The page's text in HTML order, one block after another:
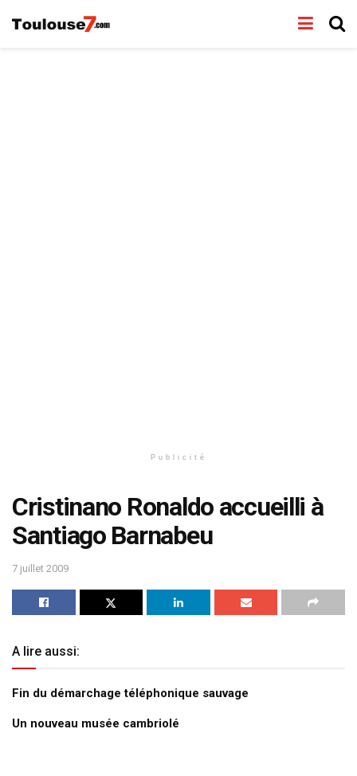
Publicité
Cristinano Ronaldo accueilli à
Santiago Barnabeu
7 juillet 2009
A lire aussi:
Fin du démarchage téléphonique sauvage
Un nouveau musée cambriolé